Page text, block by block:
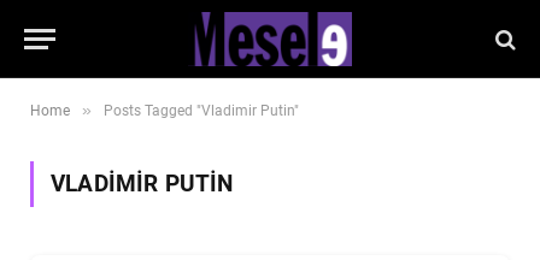
Home » Posts Tagged "Vladimir Putin"
VLADIMIR PUTIN